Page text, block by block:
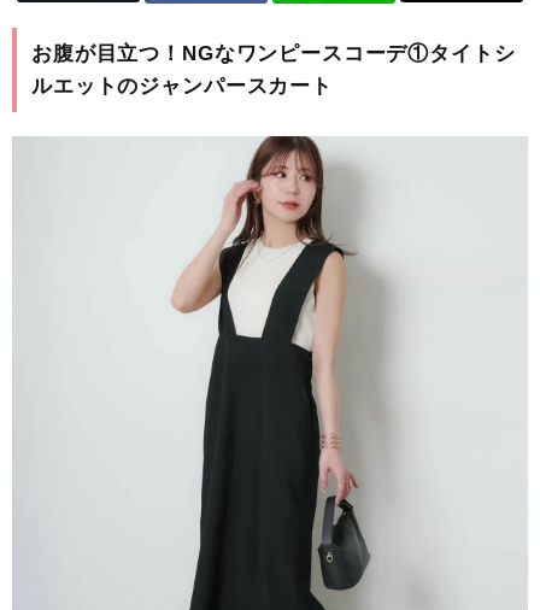
お腹が目立つ！NGなワンピースコーデ①タイトシ
ルエットのジャンパースカート